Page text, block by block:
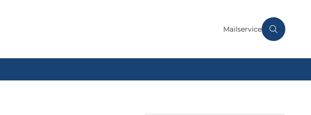
Mailservice